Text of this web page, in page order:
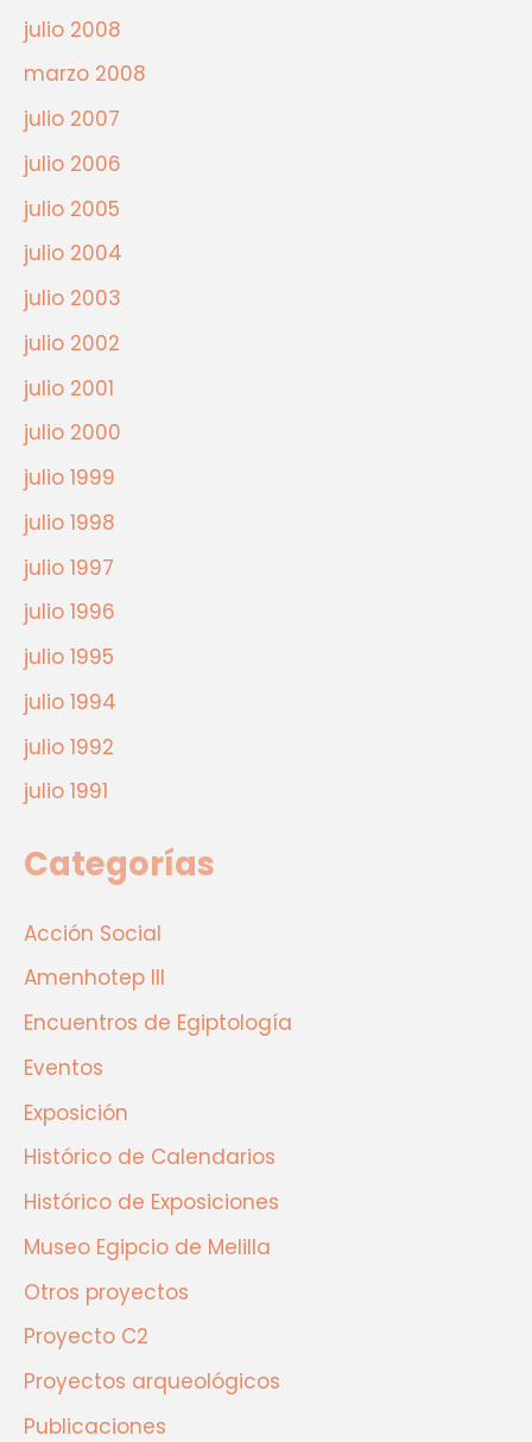
julio 2008
marzo 2008
julio 2007
julio 2006
julio 2005
julio 2004
julio 2003
julio 2002
julio 2001
julio 2000
julio 1999
julio 1998
julio 1997
julio 1996
julio 1995
julio 1994
julio 1992
julio 1991
Categorías
Acción Social
Amenhotep III
Encuentros de Egiptología
Eventos
Exposición
Histórico de Calendarios
Histórico de Exposiciones
Museo Egipcio de Melilla
Otros proyectos
Proyecto C2
Proyectos arqueológicos
Publicaciones